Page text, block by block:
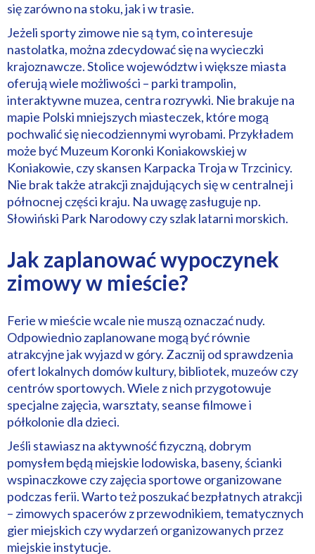
się zarówno na stoku, jak i w trasie.
Jeżeli sporty zimowe nie są tym, co interesuje
nastolatka, można zdecydować się na wycieczki
krajoznawcze. Stolice województw i większe miasta
oferują wiele możliwości – parki trampolin,
interaktywne muzea, centra rozrywki. Nie brakuje na
mapie Polski mniejszych miasteczek, które mogą
pochwalić się niecodziennymi wyrobami. Przykładem
może być Muzeum Koronki Koniakowskiej w
Koniakowie, czy skansen Karpacka Troja w Trzcinicy.
Nie brak także atrakcji znajdujących się w centralnej i
północnej części kraju. Na uwagę zasługuje np.
Słowiński Park Narodowy czy szlak latarni morskich.
Jak zaplanować wypoczynek
zimowy w mieście?
Ferie w mieście wcale nie muszą oznaczać nudy.
Odpowiednio zaplanowane mogą być równie
atrakcyjne jak wyjazd w góry. Zacznij od sprawdzenia
ofert lokalnych domów kultury, bibliotek, muzeów czy
centrów sportowych. Wiele z nich przygotowuje
specjalne zajęcia, warsztaty, seanse filmowe i
półkolonie dla dzieci.
Jeśli stawiasz na aktywność fizyczną, dobrym
pomysłem będą miejskie lodowiska, baseny, ścianki
wspinaczkowe czy zajęcia sportowe organizowane
podczas ferii. Warto też poszukać bezpłatnych atrakcji
– zimowych spacerów z przewodnikiem, tematycznych
gier miejskich czy wydarzeń organizowanych przez
miejskie instytucje.